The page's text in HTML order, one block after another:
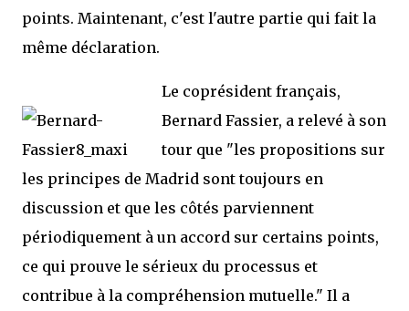
points. Maintenant, c'est l'autre partie qui fait la
même déclaration.
Le coprésident français,
Bernard Fassier, a relevé à son
tour que "les propositions sur
les principes de Madrid sont toujours en
discussion et que les côtés parviennent
périodiquement à un accord sur certains points,
ce qui prouve le sérieux du processus et
contribue à la compréhension mutuelle." Il a